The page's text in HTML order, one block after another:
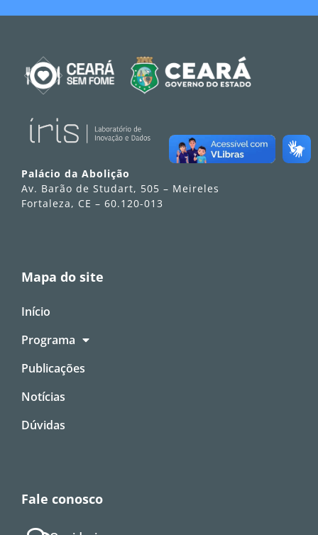
Palácio da Abolição
Av. Barão de Studart, 505 – Meireles
Fortaleza, CE – 60.120-013
Mapa do site
Início
Programa
Publicações
Notícias
Dúvidas
Fale conosco